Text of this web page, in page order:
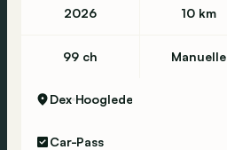
2026 10 km
99 ch Manuelle
Dex Hooglede
Car-Pass